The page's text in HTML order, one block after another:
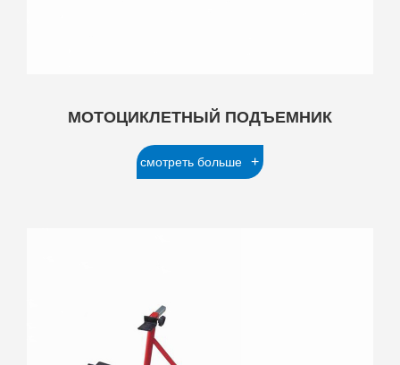
МОТОЦИКЛЕТНЫЙ ПОДЪЕМНИК
смотреть больше +